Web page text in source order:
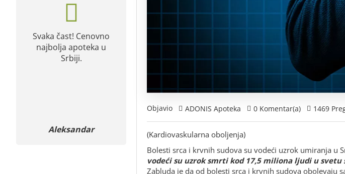
Svaka čast! Cenovno
najbolja apoteka u
Srbiji.
Aleksandar
godine svakog meseca
sa Vašeg sajta, nikada
Miloš
Poručila sam
sa Vašeg sajta, a
sam jos 3 poklona u
okviru paketa.
Vam najlepše!
Objavio ADONIS Apoteka 0 Komentar(a) 1469
(Kardiovaskularna oboljenja)
Bolesti srca i krvnih sudova su vodeći uzrok umiranja u
vodeći su uzrok smrti kod 17,5 miliona ljudi u svetu
Zabluda je da od bolesti srca i krvnih sudova obolevaju